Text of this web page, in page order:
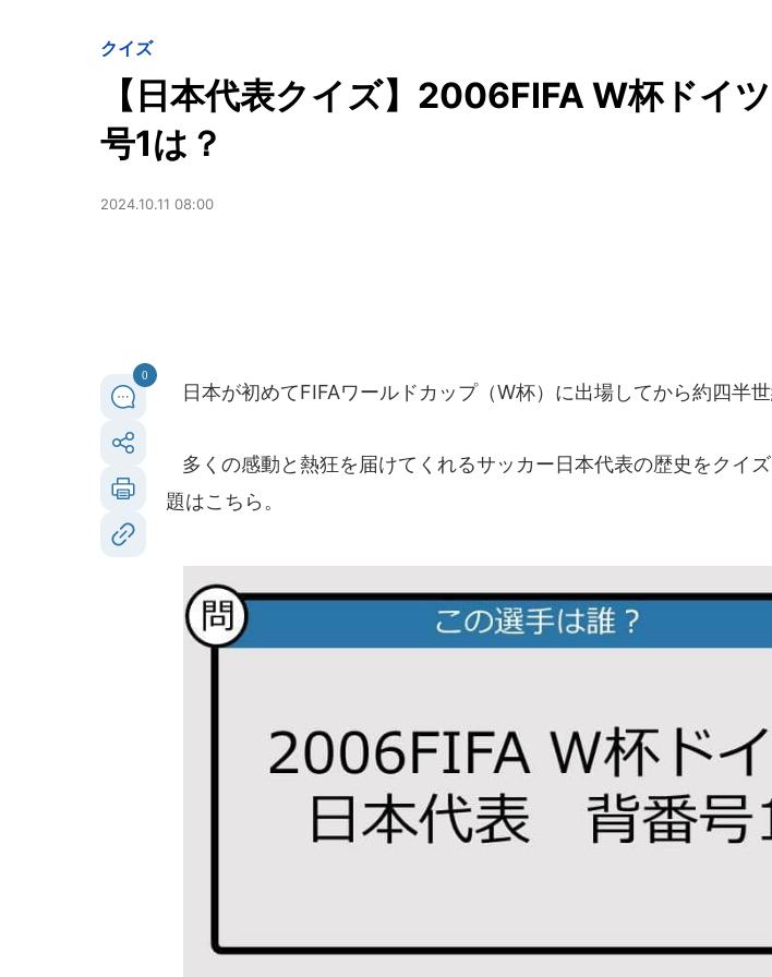
クイズ
【日本代表クイズ】2006FIFA W杯ドイ
号1は？
2024.10.11 08:00
0
日本が初めてFIFAワールドカップ（W杯）に出場してから約四半世
多くの感動と熱狂を届けてくれるサッカー日本代表の歴史をクイ
題はこちら。